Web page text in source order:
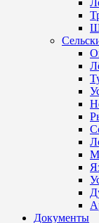
Документы